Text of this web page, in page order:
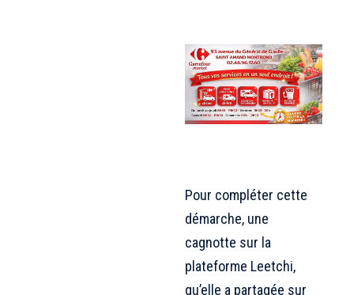
Pour compléter cette
démarche, une
cagnotte sur la
plateforme Leetchi,
qu’elle a partagée sur